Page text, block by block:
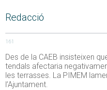
Redacció
161
Des de la CAEB insisteixen
tendals afectaria
les terrasses. La PIMEM
l’Ajuntament.